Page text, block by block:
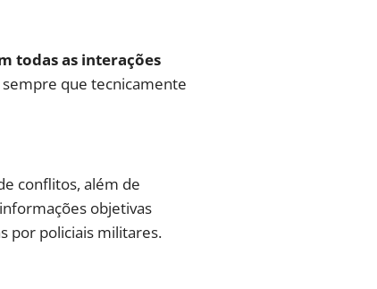
todas as interações
que tecnicamente
conflitos, além de
objetivas
por policiais militares.